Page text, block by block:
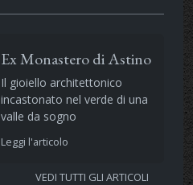
Ex Monastero di Astino
Il gioiello architettonico
incastonato nel verde di una
valle da sogno
Leggi l'articolo
VEDI TUTTI GLI ARTICOLI